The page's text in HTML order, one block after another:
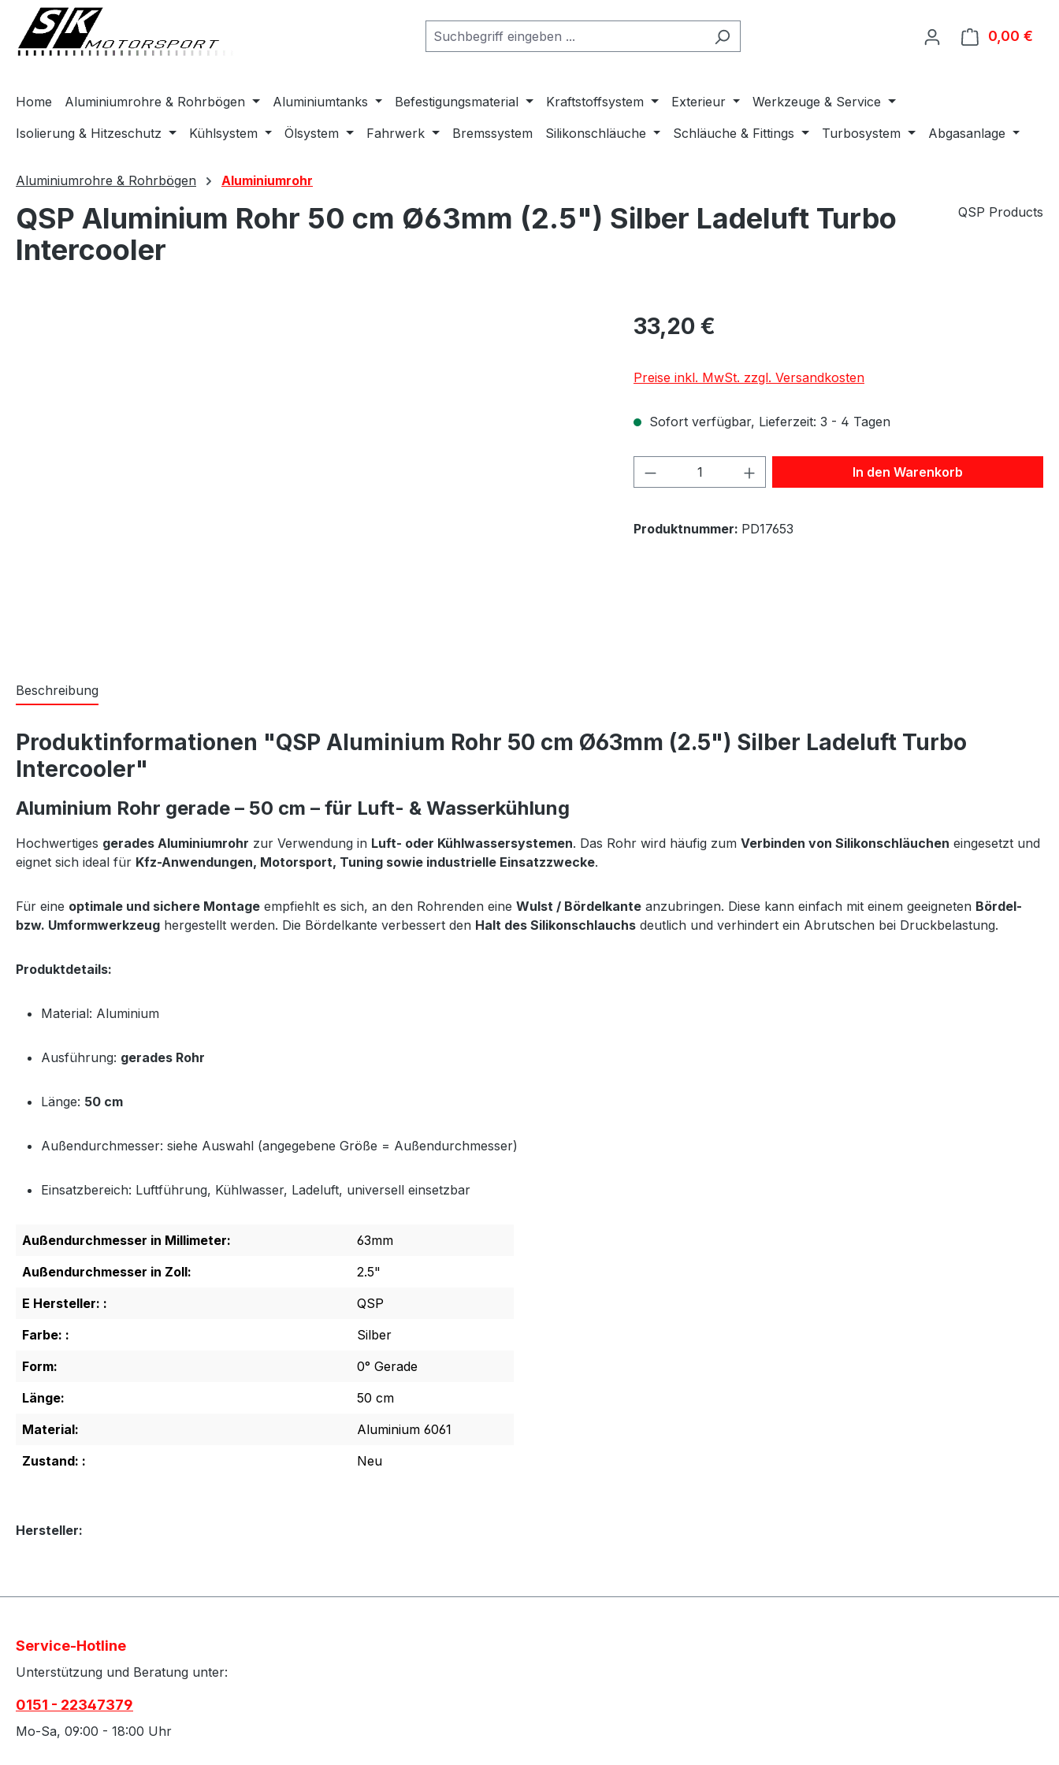
Zur Hauptnavigation springen
0,00 €
Home Aluminiumrohre & Rohrbögen Aluminiumtanks Befestigungsmaterial Kraftstoffsystem Exterieur
Werkzeuge & Service
Isolierung & Hitzeschutz
Kühlsystem Ölsystem Fahrwerk Bremssystem Silikonschläuche Schläuche & Fittings Turbosystem Abgasanlage
Aluminiumrohre & Rohrbögen Aluminiumrohr
QSP Aluminium Rohr 50 cm Ø63mm (2.5") Silber Ladeluft Turbo
Intercooler
QSP Products
33,20 €
Preise inkl. MwSt. zzgl. Versandkosten
Sofort verfügbar, Lieferzeit: 3 - 4 Tagen
Produkt Anzahl: Gib den gewünschten Wert
In den Warenkorb
Produktnummer: PD17653
Beschreibung
Produktinformationen "QSP Aluminium Rohr 50 cm Ø63mm (2.5") Silber Ladeluft Turbo
Intercooler"
Aluminium Rohr gerade – 50 cm – für Luft- & Wasserkühlung
Hochwertiges gerades Aluminiumrohr zur Verwendung in Luft- oder Kühlwassersystemen. Das Rohr wird häufig zum Verbinden von Silikonschläuchen eingesetzt und
eignet sich ideal für Kfz-Anwendungen, Motorsport, Tuning sowie industrielle Einsatzzwecke.
Für eine optimale und sichere Montage empfiehlt es sich, an den Rohrenden eine Wulst / Bördelkante anzubringen. Diese kann einfach mit einem geeigneten Bördel-
bzw. Umformwerkzeug hergestellt werden. Die Bördelkante verbessert den Halt des Silikonschlauchs deutlich und verhindert ein Abrutschen bei Druckbelastung.
Produktdetails:
Material: Aluminium
Ausführung: gerades Rohr
Länge: 50 cm
Außendurchmesser: siehe Auswahl (angegebene Größe = Außendurchmesser)
Einsatzbereich: Luftführung, Kühlwasser, Ladeluft, universell einsetzbar
Außendurchmesser in Millimeter:
63mm
Außendurchmesser in Zoll:
2.5"
E Hersteller: :
QSP
Farbe: :
Silber
Form:
0° Gerade
Länge:
50 cm
Material:
Aluminium 6061
Zustand: :
Neu
Hersteller:
Service-Hotline
Unterstützung und Beratung unter:
0151 - 22347379
Mo-Sa, 09:00 - 18:00 Uhr